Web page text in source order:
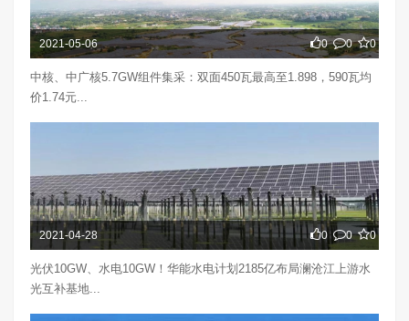
2021-05-06 0 0 0
中核、中广核5.7GW组件集采：双面450瓦最高至1.898，590瓦均
价1.74元...
2021-04-28 0 0 0
光伏10GW、水电10GW！华能水电计划2185亿布局澜沧江上游水
光互补基地...